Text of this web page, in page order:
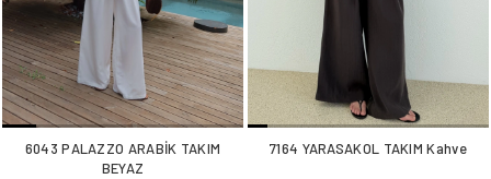
6043 PALAZZO ARABİK TAKIM
BEYAZ
7164 YARASAKOL TAKIM Kahve